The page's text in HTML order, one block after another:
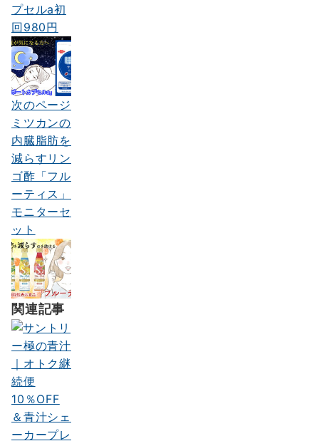
ビ
ゲ
ー
シ
ョ
ン
プセルa初
回980円
次のページ
ミツカンの
内臓脂肪を
減らすリン
ゴ酢「フル
ーティス」
モニターセ
ット
関連記事